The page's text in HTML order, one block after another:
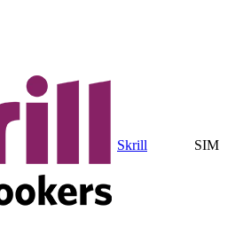
Skrill SIM